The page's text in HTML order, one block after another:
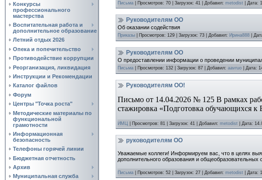
Конкурсы
профессионального
мастерства
Воспитательная работа и
дополнительное образование
Летний отдых 2026
Опека и попечительство
Противодействие коррупции
Реорганизация, ликвидация
Инструкции и Рекомендации
Каталог файлов
Форум
Центры "Точка роста"
Методические материалы по
функциональной
грамотности
Информационная
безопасность
Телефоны горячей линии
Бюджетная отчетность
Архив
Муниципальная служба
Письма Просмотров: 70 Загрузок: 41 Добавил: metodist Дата:
Руководителям ОО
Об оказании содействия
Приказы Просмотров: 129 Загрузок: 73 Добавил: Ирина888
Руководителям ОО
О предоставлении информации о проведении
Письма Просмотров: 132 Загрузок: 87 Добавил: aavruo Дата:
Руководителям ОО!
Письмо от 14.04.2026 № 125 В рамках
стажировка «Подготовка обучающихся
ИМЦ Просмотров: 81 Загрузок: 41 Добавил: metodist Дата:
руководителям ОО
Уважаемые коллеги! Информируем вас, что в целях
дополнительного образования и общеобразовательных
Письма Просмотров: 52 Загрузок: 27 Добавил: metodist Дата: